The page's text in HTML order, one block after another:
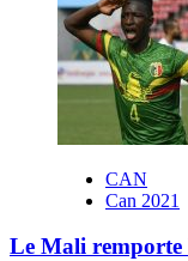
CAN
Can 2021
Le Mali remporte